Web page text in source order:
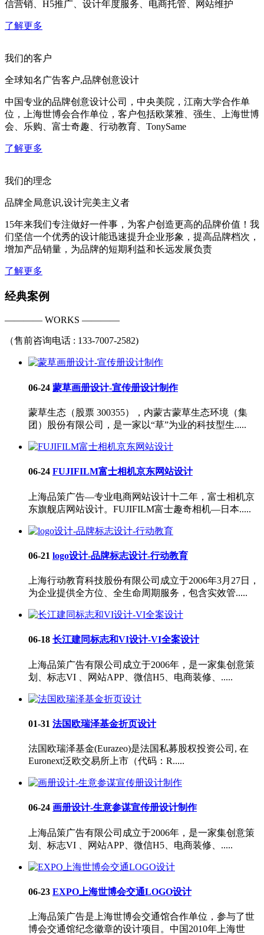
信营销、H5推广、设计年度服务、电商托管、网站维护
了解更多
我们的客户
全球知名广告客户,品牌创意设计
中国专业的品牌创意设计公司，中央美院，江南大学合作单
位，上海世博会合作单位，客户包括欧莱雅、强生、上海世博
会、乐购、富士奇趣、行动教育、TonySame
了解更多
我们的理念
品牌全局意识,设计完美主义者
15年来我们专注做好一件事，为客户创造更高的品牌价值！我
们坚信一个优秀的设计能迅速提升企业形象，提高品牌档次，
增加产品销量，为品牌的短期利益和长远发展负责
了解更多
经典案例
———— WORKS ————
（售前咨询电话 : 133-7007-2582)
06-24 蒙草画册设计-宣传册设计制作
蒙草生态（股票 300355），内蒙古蒙草生态环境（集
团）股份有限公司，是一家以“草”为业的科技型生.....
06-24 FUJIFILM富士相机京东网站设计
上海品策广告—专业电商网站设计十二年，富士相机京
东旗舰店网站设计。FUJIFILM富士趣奇相机—日本.....
06-21 logo设计-品牌标志设计-行动教育
上海行动教育科技股份有限公司成立于2006年3月27日，
为企业提供全方位、全生命周期服务，包含实效管.....
06-18 长江建同标志和VI设计-VI全案设计
上海品策广告有限公司成立于2006年，是一家集创意策
划、标志VI 、网站APP、微信H5、电商装修、.....
01-31 法国欧瑞泽基金折页设计
法国欧瑞泽基金(Eurazeo)是法国私募股权投资公司, 在
Euronext泛欧交易所上市（代码：R.....
06-24 画册设计-生意参谋宣传册设计制作
上海品策广告有限公司成立于2006年，是一家集创意策
划、标志VI 、网站APP、微信H5、电商装修、.....
06-23 EXPO上海世博会交通LOGO设计
上海品策广告是上海世博会交通馆合作单位，参与了世
博会交通馆纪念徽章的设计项目。中国2010年上海世